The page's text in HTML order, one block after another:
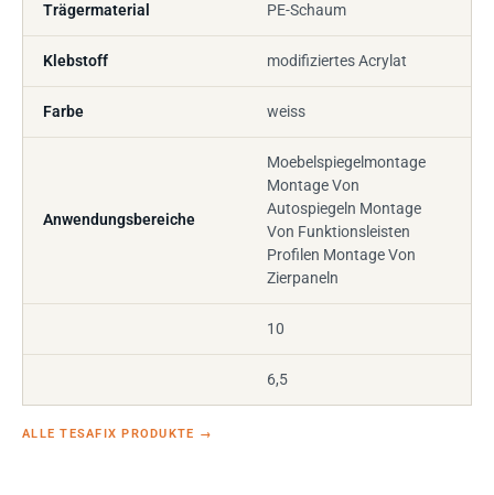
Trägermaterial PE-Schaum
Klebstoff modifiziertes Acrylat
Farbe weiss
Anwendungsbereiche
Moebelspiegelmontage
Montage Von
Autospiegeln Montage
Von Funktionsleisten
Profilen Montage Von
Zierpaneln
10
6,5
ALLE TESAFIX PRODUKTE →